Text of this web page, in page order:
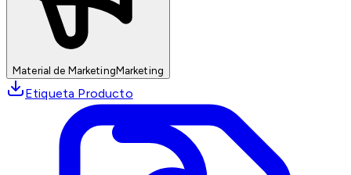
Material de MarketingMarketing
Etiqueta Producto